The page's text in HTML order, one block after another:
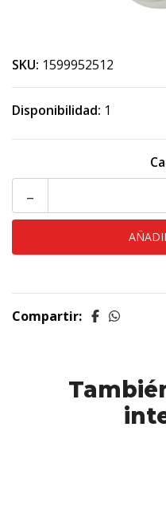
SKU: 1599952512
Disponibilidad: 1
-
Compartir: